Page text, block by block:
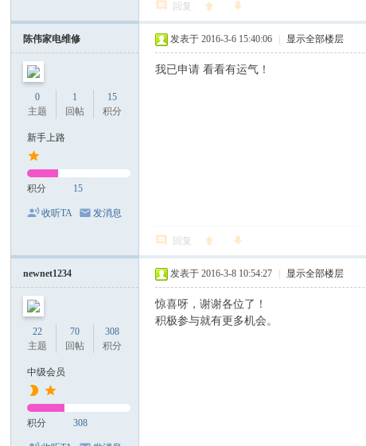
热
感
回复
陈伟家电维修
0
主题
1
回帖
15
积分
新手上路
积分 15
收听TA 发消息
发表于 2016-3-6 15:40:06 显示全部楼层
我已申请 看看有运气！
回复
newnet1234
22
主题
70
回帖
308
积分
中级会员
积分 308
发表于 2016-3-8 10:54:27 显示全部楼层
惊喜呀，谢谢各位了！
积极参与就有更多机会。